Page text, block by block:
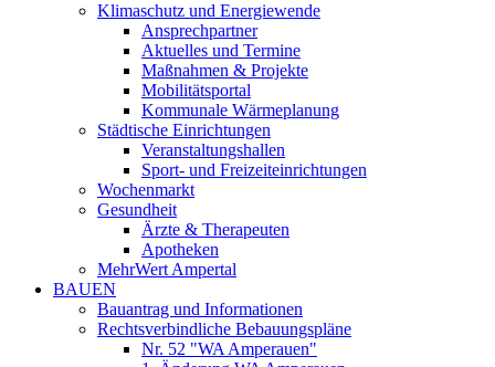
Klimaschutz und Energiewende
Ansprechpartner
Aktuelles und Termine
Maßnahmen & Projekte
Mobilitätsportal
Kommunale Wärmeplanung
Städtische Einrichtungen
Veranstaltungshallen
Sport- und Freizeiteinrichtungen
Wochenmarkt
Gesundheit
Ärzte & Therapeuten
Apotheken
MehrWert Ampertal
BAUEN
Bauantrag und Informationen
Rechtsverbindliche Bebauungspläne
Nr. 52 "WA Amperauen"